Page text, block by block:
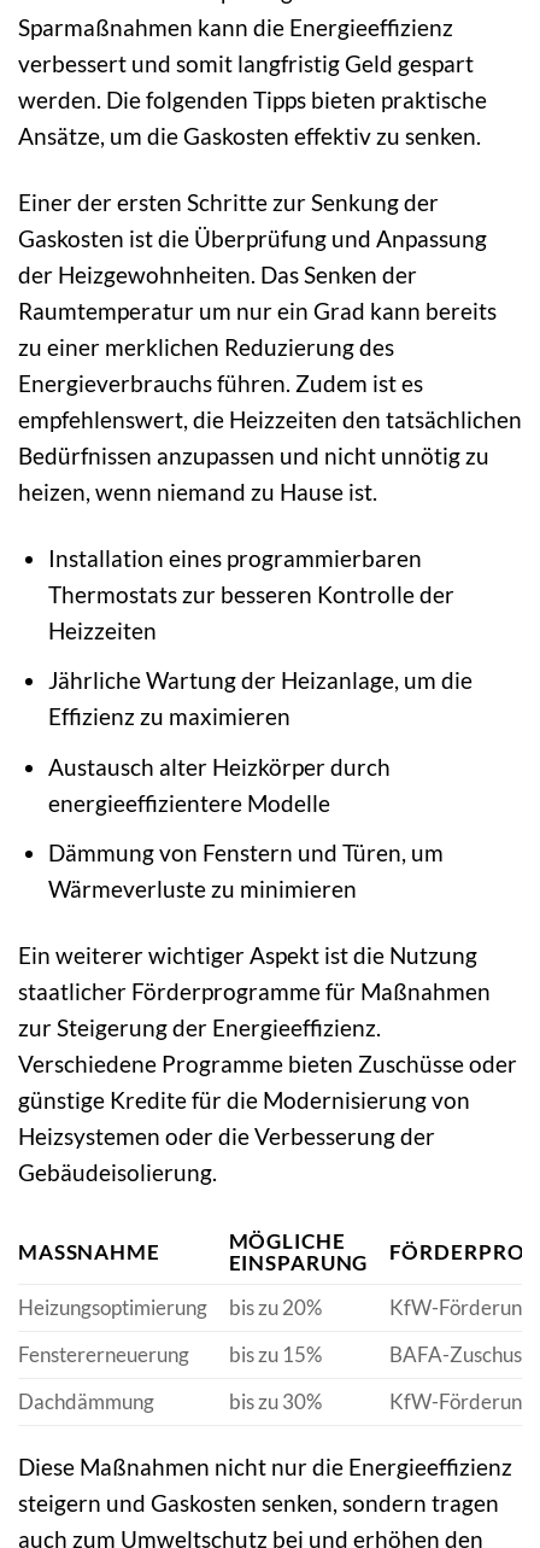
Sparmaßnahmen kann die Energieeffizienz
verbessert und somit langfristig Geld gespart
werden. Die folgenden Tipps bieten praktische
Ansätze, um die Gaskosten effektiv zu senken.
Einer der ersten Schritte zur Senkung der
Gaskosten ist die Überprüfung und Anpassung
der Heizgewohnheiten. Das Senken der
Raumtemperatur um nur ein Grad kann bereits
zu einer merklichen Reduzierung des
Energieverbrauchs führen. Zudem ist es
empfehlenswert, die Heizzeiten den tatsächlichen
Bedürfnissen anzupassen und nicht unnötig zu
heizen, wenn niemand zu Hause ist.
Installation eines programmierbaren
Thermostats zur besseren Kontrolle der
Heizzeiten
Jährliche Wartung der Heizanlage, um die
Effizienz zu maximieren
Austausch alter Heizkörper durch
energieeffizientere Modelle
Dämmung von Fenstern und Türen, um
Wärmeverluste zu minimieren
Ein weiterer wichtiger Aspekt ist die Nutzung
staatlicher Förderprogramme für Maßnahmen
zur Steigerung der Energieeffizienz.
Verschiedene Programme bieten Zuschüsse oder
günstige Kredite für die Modernisierung von
Heizsystemen oder die Verbesserung der
Gebäudeisolierung.
MASSNAHME
MÖGLICHE
EINSPARUNG
Heizungsoptimierung bis zu 20%
KfW-Förderung
Fenstererneuerung
bis zu 15%
BAFA-Zuschuss
Dachdämmung
bis zu 30% KfW-Förderung
Diese Maßnahmen nicht nur die Energieeffizienz
steigern und Gaskosten senken, sondern tragen
auch zum Umweltschutz bei und erhöhen den